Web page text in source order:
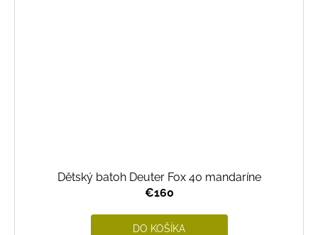
Dětský batoh Deuter Fox 40 mandaríne
€160
DO KOŠÍKA